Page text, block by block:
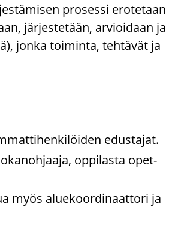
pro­ses­si ero­te­taan
jär­jes­te­tään, ar­vioi­daan ja
jonka toi­min­ta, teh­tä­vät ja
edus­ta­jat.
op­pi­las­ta opet­
myös alue­koor­di­naat­to­ri ja